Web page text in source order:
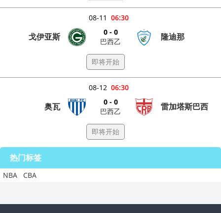
06:30
08-11
戈伊亚斯
0 - 0
巴西乙
隆迪那
即将开始
06:30
08-12
奥瓦
0 - 0
巴西乙
雷加塔斯巴西
即将开始
热门标签
NBA CBA